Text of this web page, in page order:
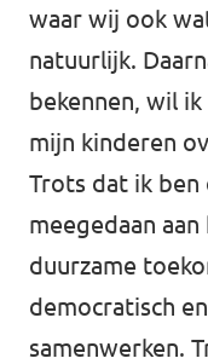
waar wij ook
natuurlijk.
bekennen, wil
mijn kinderen
Trots dat ik ben
meegedaan
duurzame
democratisch
samenwerken.